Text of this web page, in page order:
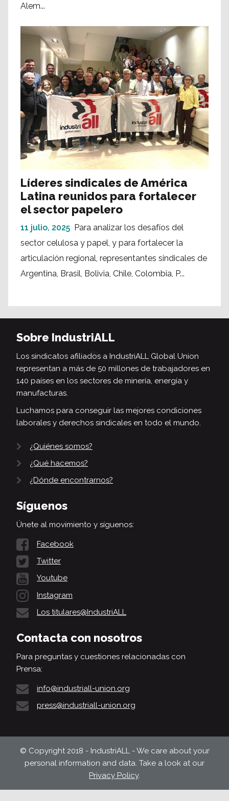
Alem...
Líderes sindicales de América
Latina reunidos para fortalecer
el sector papelero
11 julio, 2025 Para analizar los desafíos del
sector celulosa y papel, y para fortalecer la
articulación regional, representantes sindicales de
Argentina, Brasil, Bolivia, Chile, Colombia, P...
Sobre IndustriALL
Los sindicatos afiliados a IndustriALL Global Union
representan a más de 50 millones de trabajadores en
140 países en los sectores de minería, energía y
manufacturas.
Luchamos para conseguir las mejores condiciones
laborales y derechos sindicales en todo el mundo.
¿Quiénes somos?
¿Qué hacemos?
¿Dónde encontrarnos?
Síguenos
Únete al movimiento y síguenos:
Facebook
Twitter
Youtube
Instagram
Los titulares@IndustriALL
Contacta con nosotros
Para preguntas y cuestiones relacionadas con
Prensa:
info@industriall-union.org
press@industriall-union.org
© Copyright 2018 - IndustriALL - We care about your
personal information and data. Take a look at our
Privacy Policy.